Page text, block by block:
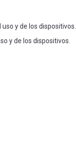
y de los dispositivos.
y de los dispositivos.